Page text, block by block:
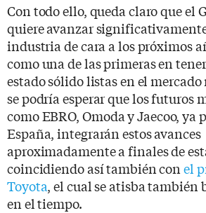
Con todo ello, queda claro que el
quiere avanzar
industria de cara a los próximos
como una de las primeras en
estado sólido listas en el mercado
se podría esperar que los futuros
como EBRO, Omoda y Jaecoo, ya
España, integrarán estos avances
aproximadamente a finales de
coincidiendo así también conel
Toyota, el cual se atisba también
en el tiempo.